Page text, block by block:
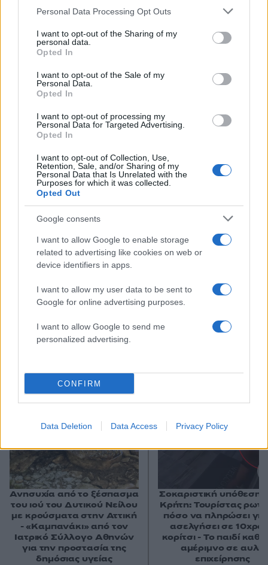
Please note that this website/app uses one or more Google
not limited to your visit or usage behaviour. You may click to
grant or deny consent to Google and its third-party tags to
use your data for below specified purposes in below Google
consent section.
Personal Data Processing Opt Outs
I want to opt-out of the Sharing of my
personal data.
Opted In
I want to opt-out of the Sale of my
Personal Data.
Opted In
I want to opt-out of processing my
Personal Data for Targeted Advertising.
Opted In
I want to opt-out of Collection, Use,
Retention, Sale, and/or Sharing of my
Personal Data that Is Unrelated with the
Purposes for which it was collected.
Opted Out
Google consents
I want to allow Google to enable storage
related to advertising like cookies on web or
device identifiers in apps.
I want to allow my user data to be sent to
Google for online advertising purposes.
I want to allow Google to send me
personalized advertising.
CONFIRM
Data Deletion Data Access Privacy Policy
Όσον αφορά τις αναμετρήσεις των Rising Star, η
Team Βινς και η Team Μέλο έδωσαν ραντεβού
στον τελικό, με την πρώτη να επικρατεί με 25-24.
MVP ήταν ο Βι Τζέι Έτζκομπ με 6 πόντους και 2
ριμπάουντ σε 8’45”.
Το All-Star Game θα διεξαχθεί την Κυριακή, μετά
από ένα απόγευμα αγώνων το Σάββατο (σουτ,
καρφώματα και ευστοχία).
ΔΙΑΦΗΜΙΣΗ
Ανησυχία από το ξέσπασμα
του ιού του Δυτικού Νείλου
με κρούσματα στην Αττική
- «Καμπανάκι» από τον
Ιατρικό Σύλλογο Αθηνών
για την προστασία της
δημόσιας υγείας
Σοκαριστική υπόθεση
Κρήτη: Τουρίστας
πόσο να πληρώσει
ασελγήσει σε
κορίτσι - Το παιδί
αμέριμνο σε αυλή
επιχείρησης